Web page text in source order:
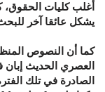
أغلب كليات الحقوق،
يشكل عائقا آخر
كما أن النصوص
العصري الحديث إبان
الصادرة في تلك